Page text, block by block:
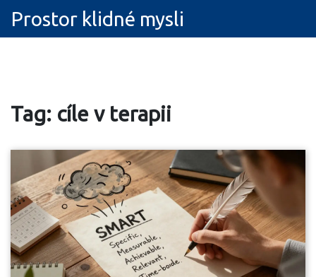
Prostor klidné mysli
Tag: cíle v terapii